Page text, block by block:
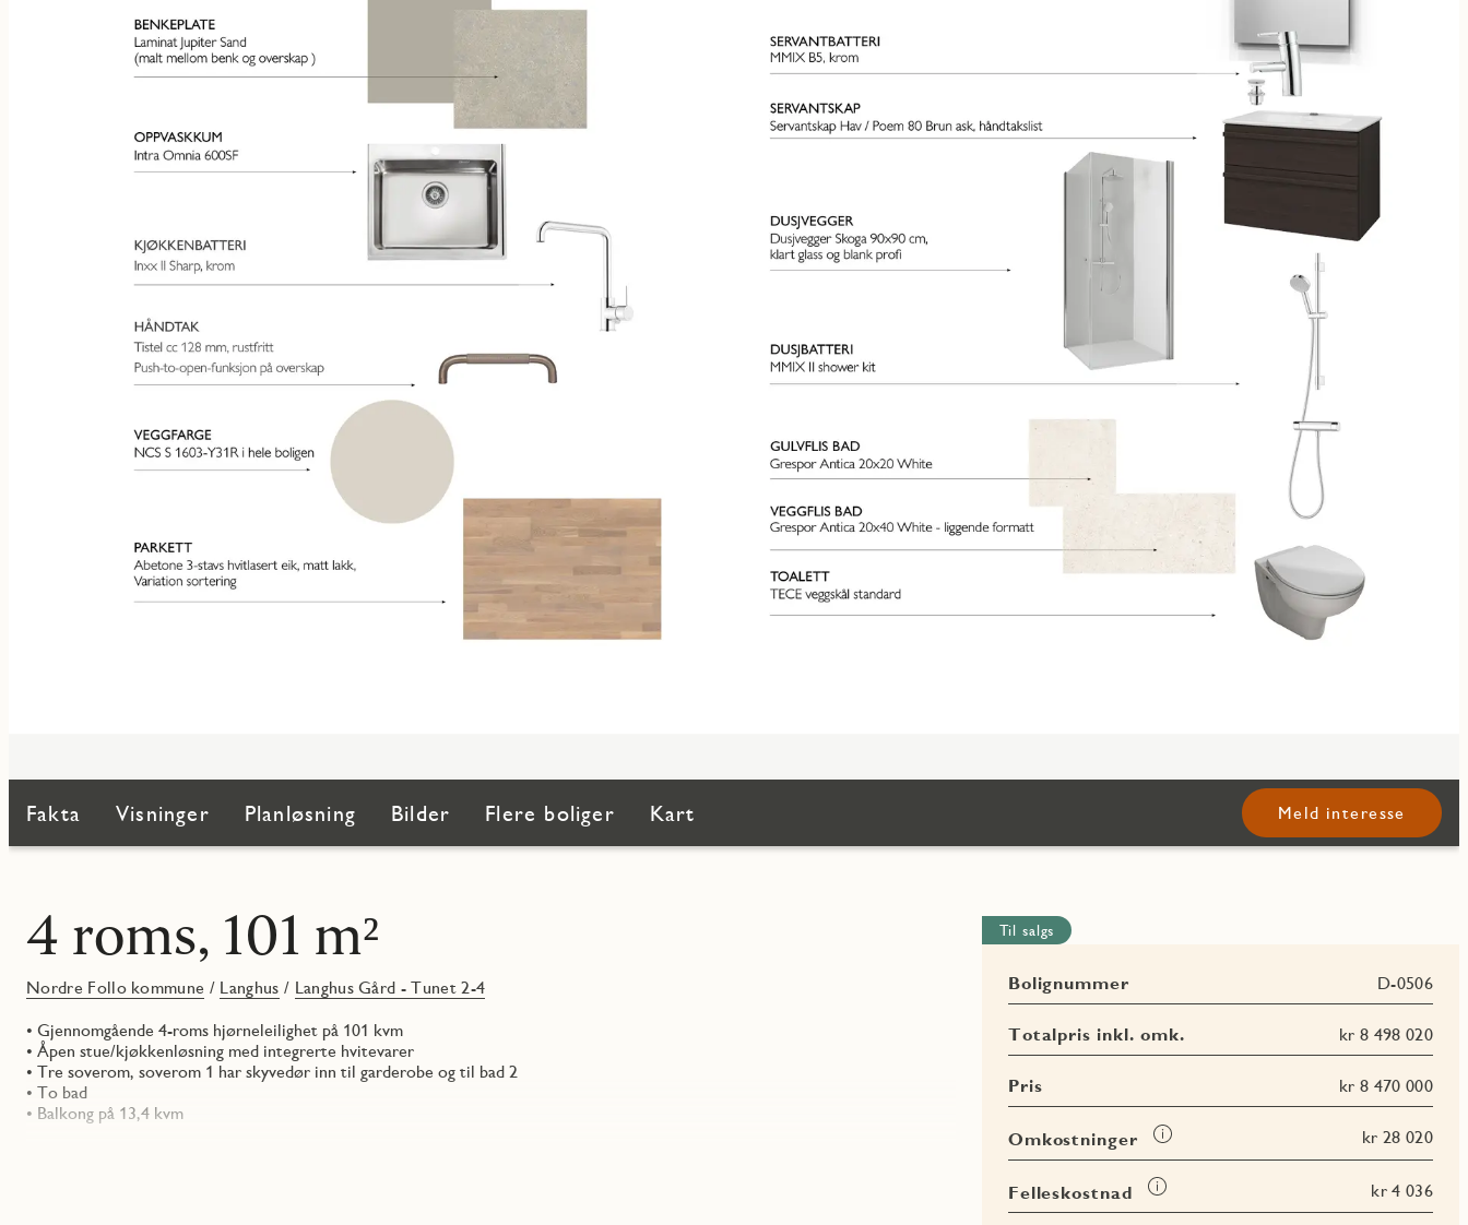
Fakta Visninger Planløsning Bilder Flere boliger Kart Meld interesse
4 roms, 101 m²
Nordre Follo kommune / Langhus / Langhus Gård - Tunet 2-4
• Gjennomgående 4-roms hjørneleilighet på 101 kvm
• Åpen stue/kjøkkenløsning med integrerte hvitevarer
• Tre soverom, soverom 1 har skyvedør inn til garderobe og til bad 2
• To bad
• Balkong på 13,4 kvm
Til salgs
Bolignummer D-0506
Totalpris inkl. omk. kr 8 498 020
Pris kr 8 470 000
Omkostninger
Les
mer
om
Omkostninger
kr 28 020
Felleskostnad
Les
mer
kr 4 036
Les
Les Les